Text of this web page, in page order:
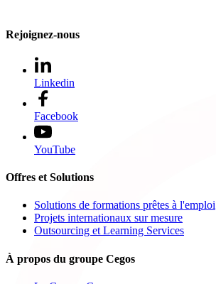
Rejoignez-nous
Linkedin
Facebook
YouTube
Offres et Solutions
Solutions de formations prêtes à l'emploi
Projets internationaux sur mesure
Outsourcing et Learning Services
À propos du groupe Cegos